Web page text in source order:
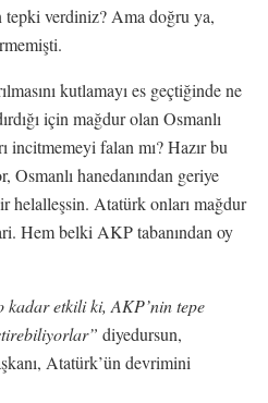
tepki verdiniz? Ama doğru ya,
kutlamayı es geçtiğinde ne
için mağdur olan Osmanlı
incitmemeyi falan mı? Hazır bu
Osmanlı hanedanından geriye
helalleşsin. Atatürk onları mağdur
Hem belki AKP tabanından oy
kadar etkili ki, AKP’nin tepe
diyedursun,
Atatürk’ün devrimini